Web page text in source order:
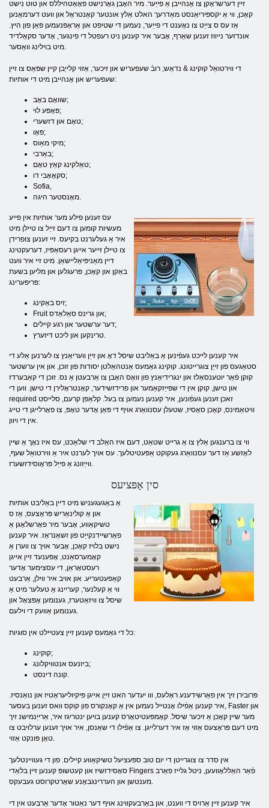
זיין דערשראָקן צו אָנהייבן אַ פייַער. מיר האָבן גאָרנישט פאָאָטהיללס און טוט נישט
קאָכן, ווי אַ יקספּיריאַנסט מאַדרעך האלט אַלץ אונטער קאָנטראָל און וועט דערמאָנען
אַז עס ס צייַט צו נאָענט די פייַער, נעמען די שטיפט און אַראָפּנעמען פּאַן פון היץ.
אונדזער נייווז זענען שאַרף, אָבער איר קענען ניט רעפטל די פינגער, אָדער סקאָלדיד
מיט בוילינג וואַסער.
די ווירטואַל קוקינג & נדאַש; רובֿ שעפעריש און זיכער, אַזוי קלייַבן קיין שפּאַס צו זיין
שעפעריש און אָנהייבן מיט די אותיות:
שוואָם באָב;
פּאָפּע לוי;
טאָם און דזשערי;
פּאָו;
מיקי מאַוס;
באַרבי;
טאַלקינג קאַץ טאָם;
סקאָאָבי דו;
Sofia,
מאָנסטער היגה.
עס זענען פילע מער אותיות אין פייע
מעשיות קומען צו דעם זייַל צו טיילן מיט
איר אַ געלערנט בקיעס. זיי זענען צופרידן
צו טיילן זייער אייגן רעסאַפּיז, דערעקטינג
דיין מאַניפּיאַליישאַן. מיט זיי איר וועט
באַקן און קאָכן, פּרעגלען און מליען בשעת
פּריפּערינג:
זיס באַקינג;
Fruit און גרינס סאַלאַדס;
דער ערשטער און רגע קיילים;
טרינקען און ליכט דיזערץ.
איר קענען לייכט געפֿינען אַ באַליבט שיסל דאָ און זייַן וועריאַנץ צו לערנען אַלע די
סטאַגעס פון זייַן צוגרייטונג. קוקינג גאַמעס אַנטהאַלטן יסודות פון זוכן, און אין ערשטער
קוקן פֿאַר יוטענסאַלז און ינגרידיאַנץ פון וואָס האָבן צו אַרבעטן אַ נס. זוכן די קאַבערדז
און טישן, קוקן אין די שפּייַזקאַמער און פרידזשידער, קאָנטראָלירן די טישן. ווען די
required זאכן זענען געפֿונען, איר קענען נעמען צו בעל. קלאַפּן קרעם, סלייסט
וויטאַמינס, קאָכן סאָסיז, שטעלן עסנוואַרג אויף די פּאַן אָדער טאָפּ, צו פאָרלייגן די טייג
אין די ויוון.
ווי צו ברענגען אַלץ צו אַ גרייט שטאַט, דעם איז האַלב די שלאַכט, עס איז נאָך אַ שיין
לאָזשע אַז דער עסנוואַרג געקוקט אַפּעטיטלעך. עס אויך לערנט איר אַ ווירטואַל שעף,
ווייַזונג אַ פייַל פּראָוסידזשערז.
סין אָפּציעס
אַ באַגעגעניש מיט דיין באַליבט אותיות
און אַ קולינאַריש פּראָצעס, אַז ס
טשיקאַווע, אָבער מיר פאָרשלאָגן אַ
פאַרשיידנקייַט פון זשאַנראַז. איר קענען
נישט בלויז קאָכן, אָבער אויך צו ווערן אַ
קאָמערסאַנט, אָפּענעד זיין אייגן
רעסטאָראַן, די עסצימער אָדער
קאַפעטעריע. און אויב איר ווילן, אַרבעט
ווי אַ קעלנער, קעריינג אַ טעלער מיט אַ
שיסל צו וויזאַטערז, גענומען אָפּצאָל און
גענומען אַוועק די וילעם.
כל די גאַמעס קענען זיין צעטיילט אין סוגיות:
קוקינג;
ביזנעס אנטוויקלונג;
קונה דינסט.
פּרובירן זיך אין פאַרשידענע ראָלעס, ווו יעדער האט זייַן אייגן פּיקיוליעראַטיז און נואַנסיז.
איר קענען אַפֿילו אָנטייל נעמען אין אַ קאָנקורס פון קוקס וואס זענען בעסער, Faster און
מער שיין קאָכן אַ זיכער שיסל. קאָמפּעטיטאָרס קענען בויען ינטריגז איר, אַרייַנמישנ זיך
מיט דעם פּראָצעס אַזוי אַז איר דערלייגן. צו אַפֿילו די שאַנסן, איר אויך זענען ערלויבט צו
טאָן פּונקט אַזוי.
אין סדר צו צוגרייטן די יום טוּב ספּעציעל טשיקאַווע קיילים. פון די געוויינטלעך
סאָסידזשיז און קעטשופּ קענען זיין בלאַדי Fingers פֿאַר האַללאָוועען, ניטל גלייז פאַרב
מענטשן און העררינגבאָנע שאָרטקרוסט געבעקס.
איר קענען זיין אַרויס די ווענט, און באַרבעקווינג אויף דער נאַטור אָדער אַרבעט אין די